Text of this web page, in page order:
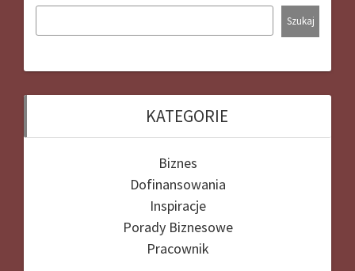
Szukaj
KATEGORIE
Biznes
Dofinansowania
Inspiracje
Porady Biznesowe
Pracownik